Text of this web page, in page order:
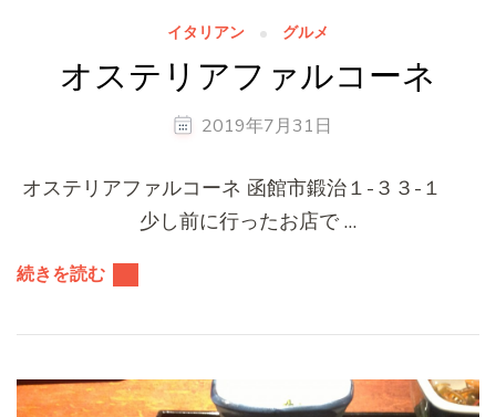
イタリアン グルメ
オステリアファルコーネ
2019年7月31日
オステリアファルコーネ 函館市鍛治１-３３-１
少し前に行ったお店で …
続きを読む